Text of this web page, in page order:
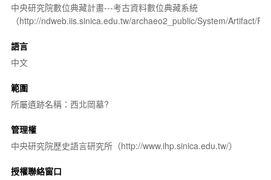
中央研究院數位典藏計畫---考古資料數位典藏系統
（http://ndweb.iis.sinica.edu.tw/archaeo2_public/System/Artifact/
語言
中文
範圍
所屬遺跡名稱：西北岡墓?
管理權
中央研究院歷史語言研究所（http://www.ihp.sinica.edu.tw/）
授權聯絡窗口